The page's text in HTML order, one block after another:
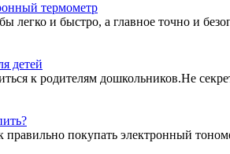
термометр
легко и быстро, а главное точно и
детей
к родителям дошкольников.Не
правильно покупать электронный